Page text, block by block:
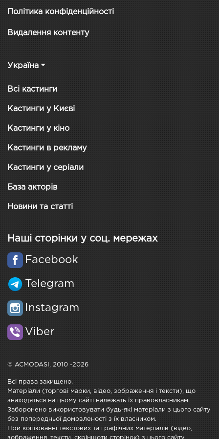
Політика конфіденційності
Видалення контенту
Україна
Всі кастинги
Кастинги у Києві
Кастинги у кіно
Кастинги в рекламу
Кастинги у серіали
База акторів
Новини та статті
Наші сторінки у соц. мережах
Facebook
Telegram
Instagram
Viber
© ACMODASI, 2010 -2026
Всі права захищено.
Матеріали (торгові марки, відео, зображення і тексти), що
знаходяться на цьому сайті належать їх правовласникам.
Заборонено використовувати будь-які матеріали з цього сайту
без попередньої домовленості з їх власником.
При копіюванні текстових та графічних матеріалів (відео,
зображення, тексти, скріншоти сторінок) з цього сайту